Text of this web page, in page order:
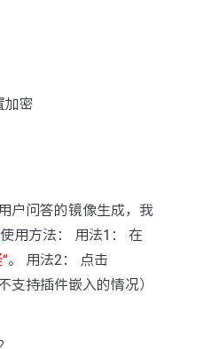
加密
户问答的镜像生成，我
用方法： 用法1： 在
。 用法2： 点击
支持插件嵌入的情况）